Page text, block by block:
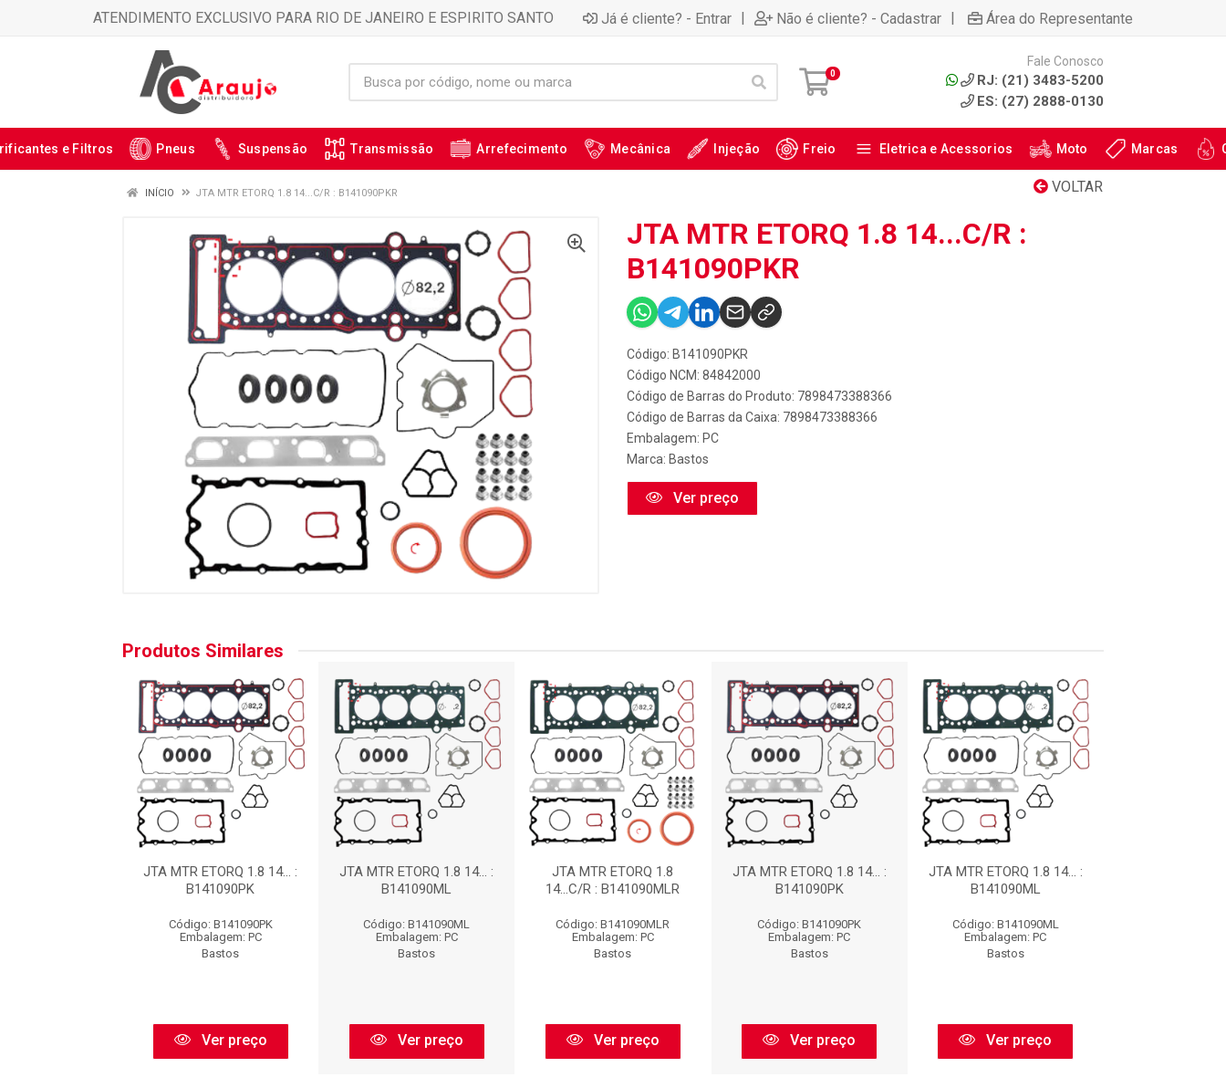
ATENDIMENTO EXCLUSIVO PARA RIO DE JANEIRO E ESPIRITO SANTO Já é cliente? - Entrar | Não é cliente? - Cadastrar | Área do Representante
0
Fale Conosco
RJ: (21) 3483-5200
ES: (27) 2888-0130
e Filtros Pneus Suspensão Transmissão Arrefecimento Mecânica Injeção Freio Eletrica e Acessorios Moto Marcas
VOLTAR
INÍCIO JTA MTR ETORQ 1.8 14...C/R : B141090PKR
JTA MTR ETORQ 1.8 14...C/R :
B141090PKR
Código: B141090PKR
Código NCM: 84842000
Código de Barras do Produto: 7898473388366
Código de Barras da Caixa: 7898473388366
Embalagem: PC
Marca: Bastos
Ver preço
Produtos Similares
JTA MTR ETORQ 1.8 14... :
B141090PK
Código: B141090PK
Embalagem: PC
Bastos
Ver preço
JTA MTR ETORQ 1.8 14... :
B141090ML
Código: B141090ML
Embalagem: PC
Bastos
Ver preço
JTA MTR ETORQ 1.8
14...C/R : B141090MLR
Código: B141090MLR
Embalagem: PC
Bastos
Ver preço
JTA MTR ETORQ 1.8 14... :
B141090PK
Código: B141090PK
Embalagem: PC
Bastos
Ver preço
JTA MTR ETORQ 1.8 14... :
B141090ML
Código: B141090ML
Embalagem: PC
Bastos
Ver preço